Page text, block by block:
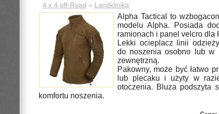
4 x 4 off-Road » Landklinika
Alpha Tactical to
modelu Alpha. Posiada
ramionach i panel velcro dla
Lekki ocieplacz linii
do noszenia osobno lub w
zewnętrzną.
Pakowny, może być łatwo
lub plecaku i użyty w
otoczenia. Bluza podszyta
komfortu noszenia.